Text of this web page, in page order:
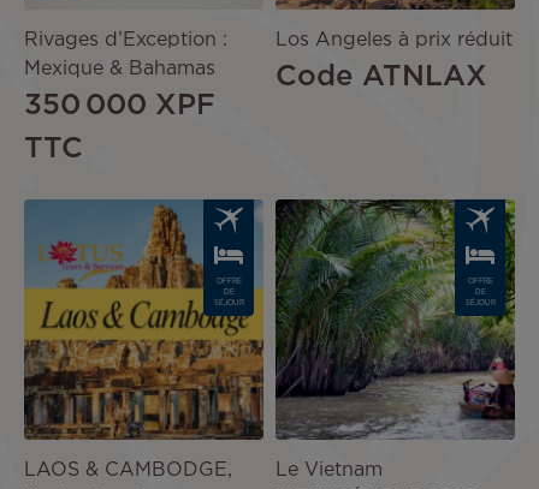
Rivages d’Exception :
Mexique & Bahamas
350 000 XPF
TTC
Los Angeles à prix réduit
Code ATNLAX
OFFRE
DE
SÉJOUR
LAOS & CAMBODGE,
Image
OFFRE
DE
SÉJOUR
Le Vietnam